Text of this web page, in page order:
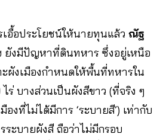
เอื้อประโยชน์ให้นายทุนแล้ว ณัฐ
ยังมีปัญหาที่ดินทหาร ซึ่งอยู่เหนือ
ผังเมืองกำหนดให้พื้นที่ทหารใน
ร่ บางส่วนเป็นผังสีขาว (ที่จริง ๆ
องที่ไม่ได้มีการ ‘ระบายสี’) เท่ากับ
ะบายผังสี ถือว่าไม่มีกรอบ